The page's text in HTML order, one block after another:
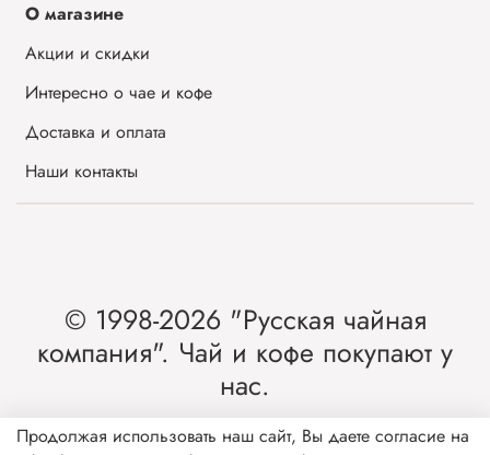
О магазине
Акции и скидки
Интересно о чае и кофе
Доставка и оплата
Наши контакты
© 1998-2026 "Русская чайная
компания". Чай и кофе покупают у
нас.
Интернет-магазин чая и кофе от лидера
Продолжая использовать наш сайт, Вы даете согласие на